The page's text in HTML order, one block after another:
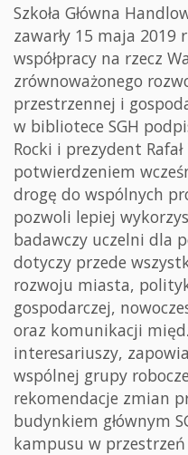
Szkoła Główna
zawarły 15 maja 2019
współpracy na rzecz
zrównoważonego
przestrzennej i
w bibliotece SGH
Rocki i prezydent
potwierdzeniem
drogę do wspólnych
pozwoli lepiej
badawczy uczelni dla
dotyczy przede
rozwoju miasta,
gospodarczej,
oraz komunikacji
interesariuszy,
wspólnej grupy
rekomendacje zmian
budynkiem głównym
kampusu w